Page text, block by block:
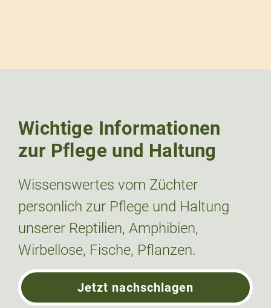
Wichtige Informationen
zur Pflege und Haltung
Wissenswertes vom Züchter
personlich zur Pflege und Haltung
unserer Reptilien, Amphibien,
Wirbellose, Fische, Pflanzen.
Jetzt nachschlagen